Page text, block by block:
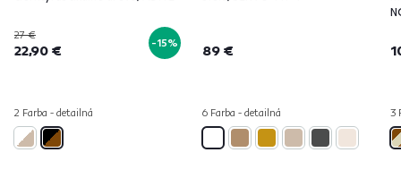
27 €
22,90 € -15%
2 Farba - detailná
89 €
6 Farba - detailná 3